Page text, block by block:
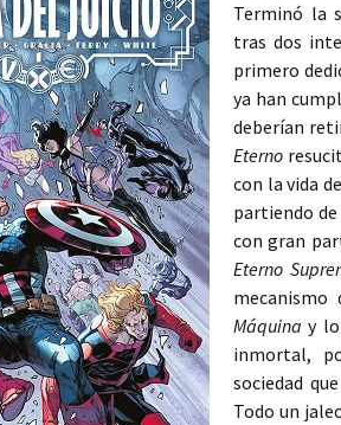
Terminó la
tras dos
primero
ya han
deberían
Eterno
con la vida
partiendo
con gran
Eterno
Máquina y
inmortal,
sociedad
Todo un